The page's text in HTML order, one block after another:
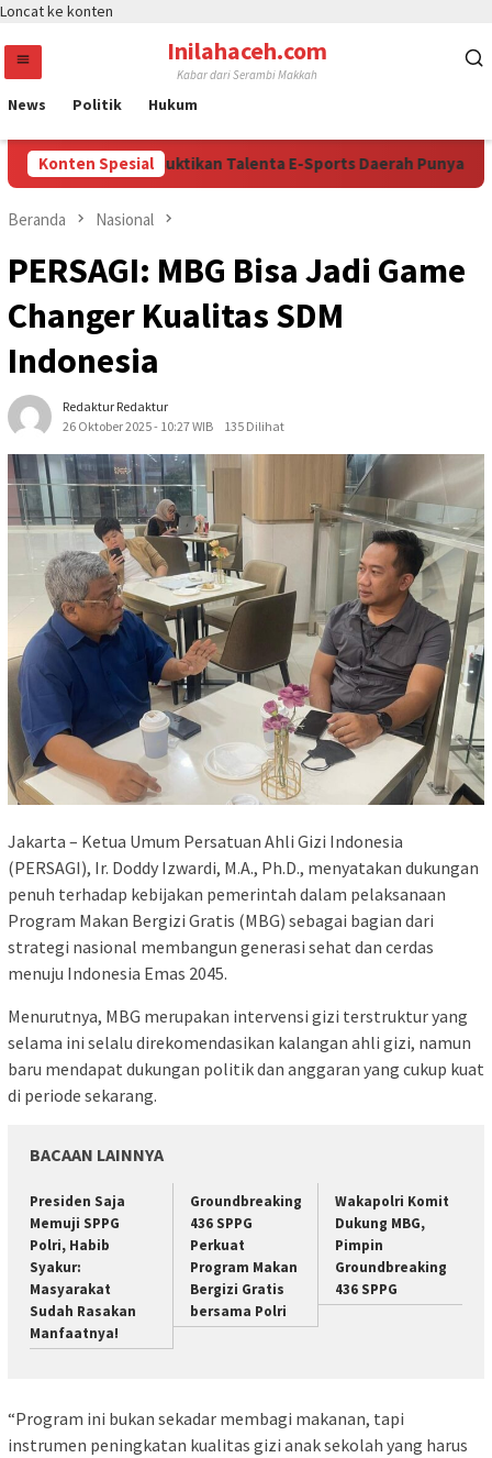
Loncat ke konten
Inilahaceh.com
Kabar dari Serambi Makkah
News Politik Hukum
Konten Spesial
Cup 2026 Buktikan Talenta E-Sports Daerah Punya
Beranda Nasional
PERSAGI: MBG Bisa Jadi Game
Changer Kualitas SDM
Indonesia
Redaktur Redaktur
26 Oktober 2025 - 10:27 WIB
135 Dilihat
Jakarta – Ketua Umum Persatuan Ahli Gizi Indonesia
(PERSAGI), Ir. Doddy Izwardi, M.A., Ph.D., menyatakan dukungan
penuh terhadap kebijakan pemerintah dalam pelaksanaan
Program Makan Bergizi Gratis (MBG) sebagai bagian dari
strategi nasional membangun generasi sehat dan cerdas
menuju Indonesia Emas 2045.
Menurutnya, MBG merupakan intervensi gizi terstruktur yang
selama ini selalu direkomendasikan kalangan ahli gizi, namun
baru mendapat dukungan politik dan anggaran yang cukup kuat
di periode sekarang.
BACAAN LAINNYA
Presiden Saja
Memuji SPPG
Polri, Habib
Syakur:
Masyarakat
Sudah Rasakan
Manfaatnya!
Groundbreaking
436 SPPG
Perkuat
Program Makan
Bergizi Gratis
bersama Polri
Wakapolri Komit
Dukung MBG,
Pimpin
Groundbreaking
436 SPPG
“Program ini bukan sekadar membagi makanan, tapi
instrumen peningkatan kualitas gizi anak sekolah yang harus